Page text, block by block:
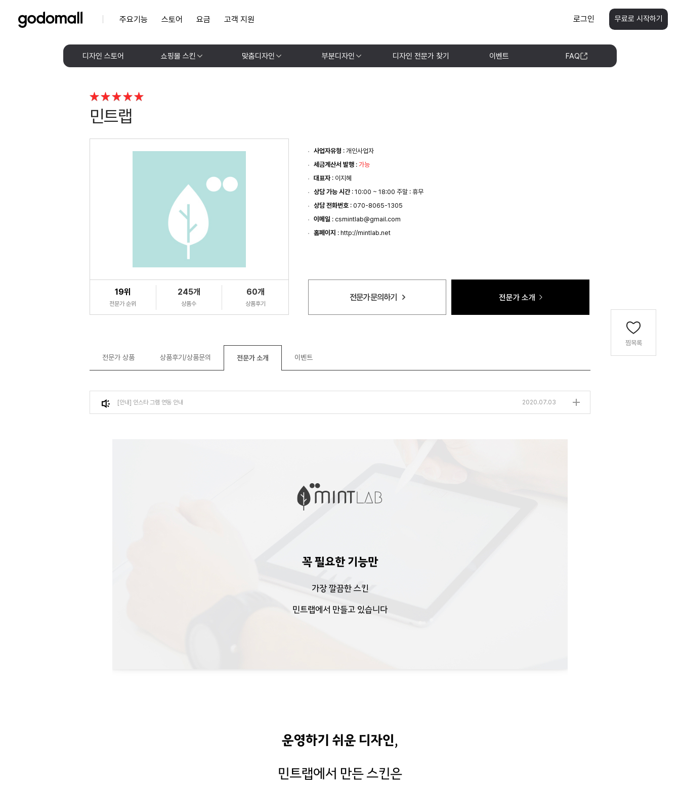
주요기능 스토어 요금 고객 지원 로그인
디자인 스토어 쇼핑몰 스킨 맞춤디자인 부분디자인 디자인 전문가 찾기 이벤트 FAQ
무료로 시작하기
민트랩
19위
전문가 순위
245개
상품수
60개
상품후기
사업자유형 : 개인사업자
세금계산서 발행 : 가능
대표자: 이지혜
상담 가능 시간: 10:00 ~ 18:00 주말 : 휴무
상담 전화번호 : 070-8065-1305
이메일 : csmintlab@gmail.com
홈페이지 : http://mintlab.net
전문가 상품 상품후기/상품문의 전문가 소개 이벤트
[안내] 인스타 그램 연동 안내 2020.07.03
찜목록